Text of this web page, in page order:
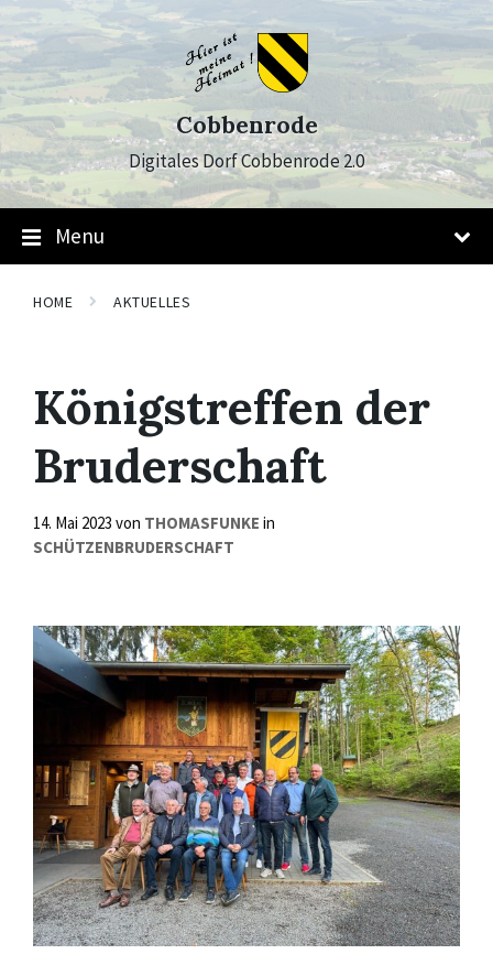
Skip
to
content
Skip
to
main
navigation
Skip
to
footer
Cobbenrode
Digitales Dorf Cobbenrode 2.0
Menu
HOME AKTUELLES
Königstreffen der
Bruderschaft
14. Mai 2023 von THOMASFUNKE in
SCHÜTZENBRUDERSCHAFT